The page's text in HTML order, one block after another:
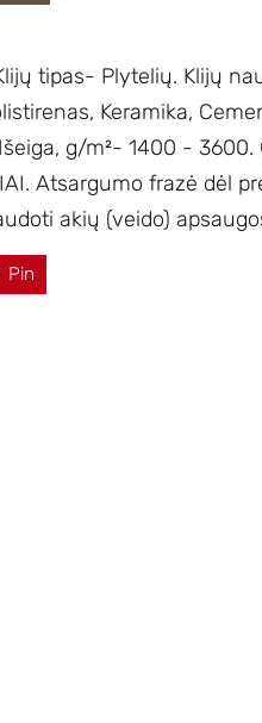
tipas- Plytelių. Klijų
Keramika,
g/m²- 1400 -
Atsargumo frazė dėl
akių (veido)
Pin